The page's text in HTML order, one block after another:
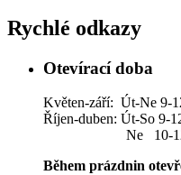
Rychlé odkazy
Otevírací doba
Květen-září: Út-Ne 9-
Říjen-duben: Út-So 9-
Ne 10-12 a
Během prázdnin